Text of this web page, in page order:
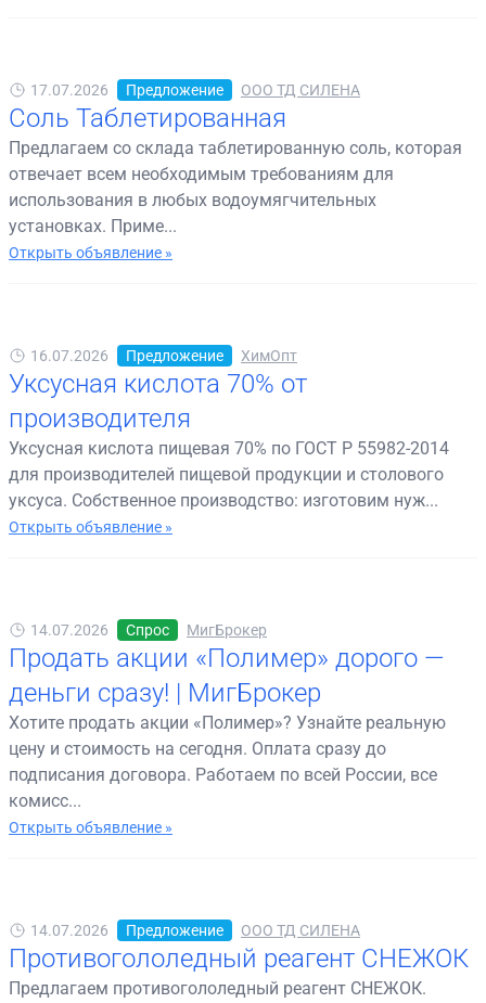
17.07.2026 Предложение ООО ТД СИЛЕНА
Соль Таблетированная
Предлагаем со склада таблетированную соль, которая
отвечает всем необходимым требованиям для
использования в любых водоумягчительных
установках. Приме...
Открыть объявление »
16.07.2026 Предложение ХимОпт
Уксусная кислота 70% от
производителя
Уксусная кислота пищевая 70% по ГОСТ Р 55982-2014
для производителей пищевой продукции и столового
уксуса. Собственное производство: изготовим нуж...
Открыть объявление »
14.07.2026 Спрос МигБрокер
Продать акции «Полимер» дорого —
деньги сразу! | МигБрокер
Хотите продать акции «Полимер»? Узнайте реальную
цену и стоимость на сегодня. Оплата сразу до
подписания договора. Работаем по всей России, все
комисс...
Открыть объявление »
14.07.2026 Предложение ООО ТД СИЛЕНА
Противогололедный реагент СНЕЖОК
Предлагаем противогололедный реагент СНЕЖОК.